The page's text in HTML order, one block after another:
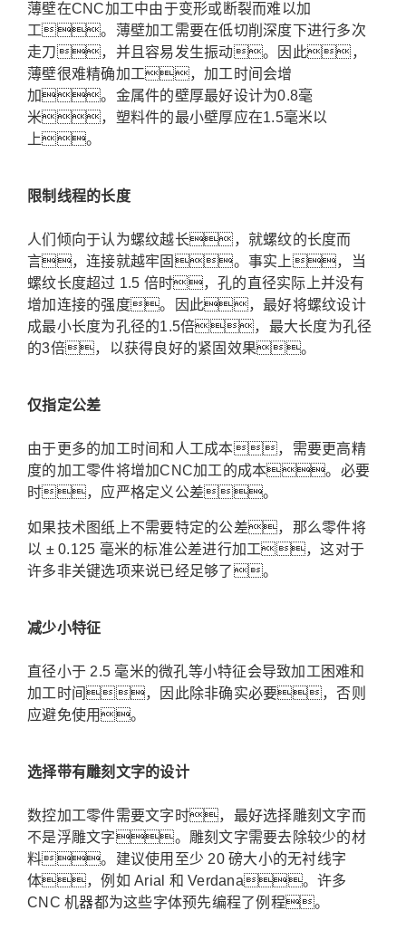
薄壁在CNC加工中由于变形或断裂而难以加
工。薄壁加工需要在低切削深度下进行多次
走刀，并且容易发生振动。
因此，
薄壁很难精确加工，加工时间会增
加。 金属件的壁厚最好设计为0.8毫
米，塑料件的最小壁厚应在1.5毫米以
上。
限制线程的长度
人们倾向于认为螺纹越长，就螺纹的长度而
言，连接就越牢固。事实上，当
螺纹长度超过 1.5 倍时，孔的直径实际上并没有
增加连接的强度。
因此，最好将螺纹设计
成最小长度为孔径的1.5倍，最大长度为孔径
的3倍，以获得良好的紧固效果。
仅指定公差
由于更多的加工时间和人工成本，需要更高精
度的加工零件将增加CNC加工的成本。必要
时，应严格定义公差。
如果技术图纸上不需要特定的公差，那么零件将
以 ± 0.125 毫米的标准公差进行加工，这对于
许多非关键选项来说已经足够了。
减少小特征
直径小于 2.5 毫米的微孔等小特征会导致加工困难和
加工时间，因此除非确实必要，否则
应避免使用。
选择带有雕刻文字的设计
数控加工零件需要文字时，最好选择雕刻文字而
不是浮雕文字。雕刻文字需要去除较少的材
料。 建议使用至少 20 磅大小的无衬线字
体，例如 Arial 和 Verdana。 许多
CNC 机器都为这些字体预先编程了例程。